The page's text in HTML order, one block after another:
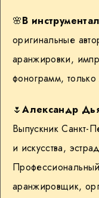
🌸В
оригинальные
аранжировки,
фонограмм,
🌷Александр
Выпускник Санкт-
и искусства,
аранжировщик,